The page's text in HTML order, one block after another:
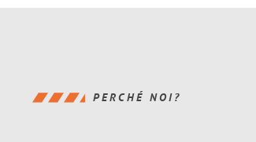
PERCHÉ NOI?